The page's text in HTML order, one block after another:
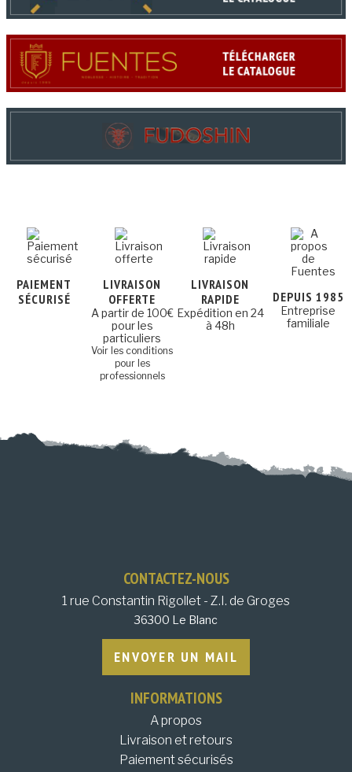
PAIEMENT
SÉCURISÉ
LIVRAISON
OFFERTE
A partir de 100€
pour les
particuliers
Voir les conditions
pour les
professionnels
LIVRAISON
RAPIDE
Expédition en 24
à 48h
DEPUIS 1985
Entreprise
familiale
CONTACTEZ-NOUS
1 rue Constantin Rigollet - Z.I. de Groges
36300 Le Blanc
ENVOYER UN MAIL
INFORMATIONS
A propos
Livraison et retours
Paiement sécurisés